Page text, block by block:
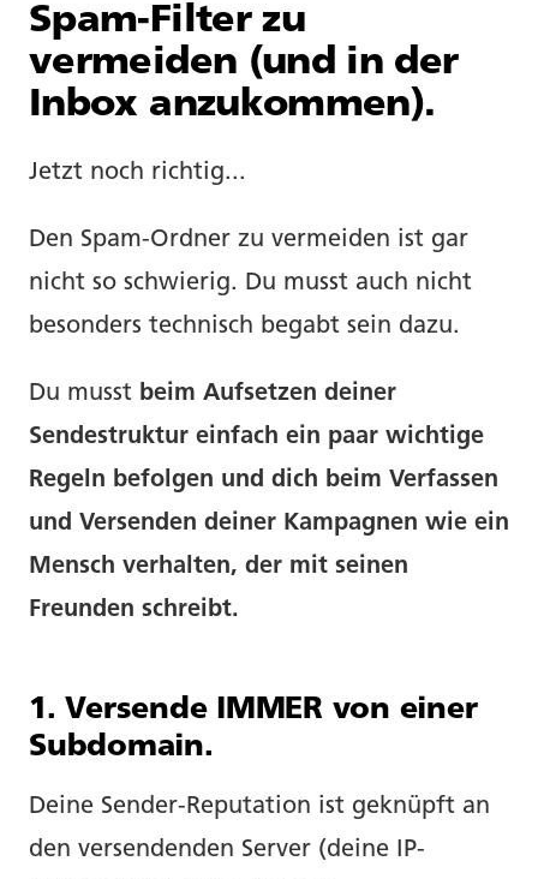
Spam-Filter zu
vermeiden (und in der
Inbox anzukommen).
Jetzt noch richtig...
Den Spam-Ordner zu vermeiden ist gar
nicht so schwierig. Du musst auch nicht
besonders technisch begabt sein dazu.
Du musst beim Aufsetzen deiner
Sendestruktur einfach ein paar wichtige
Regeln befolgen und dich beim Verfassen
und Versenden deiner Kampagnen wie ein
Mensch verhalten, der mit seinen
Freunden schreibt.
1. Versende IMMER von einer
Subdomain.
Deine Sender-Reputation ist geknüpft an
den versendenden Server (deine IP-